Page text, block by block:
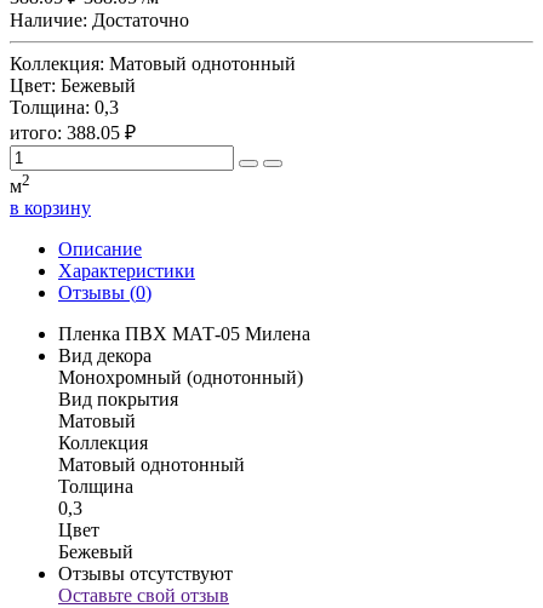
Наличие: Достаточно
Коллекция: Матовый однотонный
Цвет: Бежевый
Толщина: 0,3
итого: 388.05 ₽
м2
в корзину
Описание
Характеристики
Отзывы (0)
Пленка ПВХ МАТ-05 Милена
Вид декора
Монохромный (однотонный)
Вид покрытия
Матовый
Коллекция
Матовый однотонный
Толщина
0,3
Цвет
Бежевый
Отзывы отсутствуют
Оставьте свой отзыв